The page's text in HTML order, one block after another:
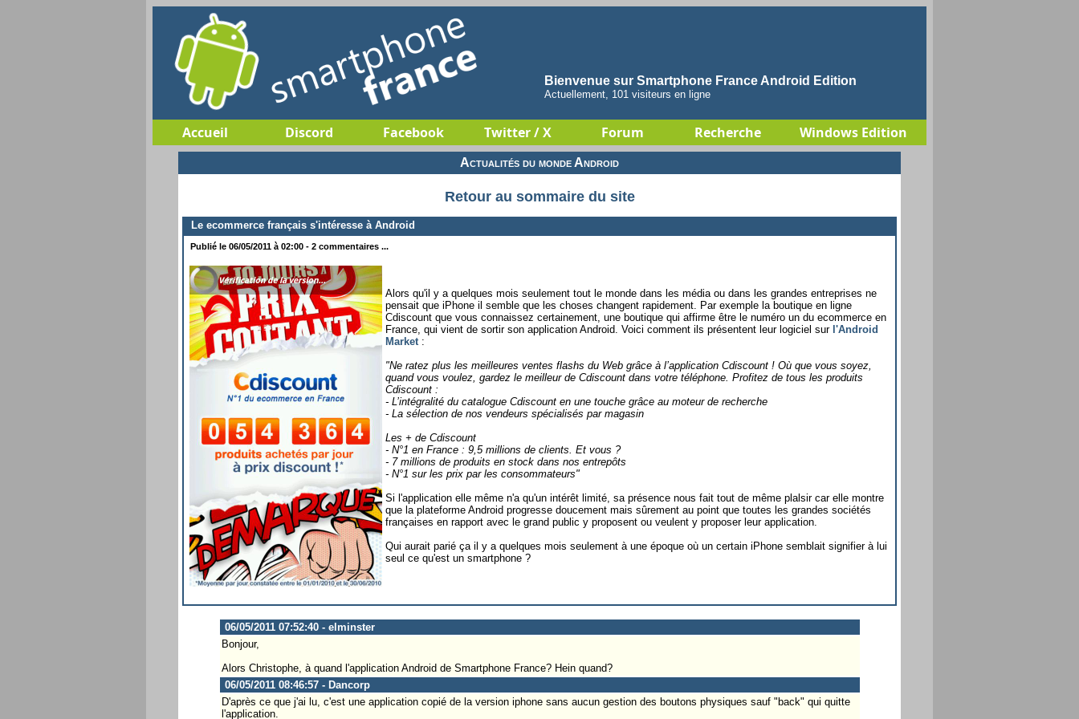
Bienvenue sur Smartphone France Android Edition
Actuellement, 101 visiteurs en ligne
Accueil Discord Facebook Twitter / X Forum Recherche Windows Edition
Actualités du monde Android
Retour au sommaire du site
Le ecommerce français s'intéresse à Android
Publié le 06/05/2011 à 02:00 - 2 commentaires ...
Alors qu'il y a quelques mois seulement tout le monde dans les média ou dans les grandes entreprises ne
pensait que iPhone il semble que les choses changent rapidement. Par exemple la boutique en ligne
Cdiscount que vous connaissez certainement, une boutique qui affirme être le numéro un du ecommerce en
France, qui vient de sortir son application Android. Voici comment ils présentent leur logiciel sur l'Android
Market :
"Ne ratez plus les meilleures ventes flashs du Web grâce à l’application Cdiscount ! Où que vous soyez,
quand vous voulez, gardez le meilleur de Cdiscount dans votre téléphone. Profitez de tous les produits
Cdiscount :
- L’intégralité du catalogue Cdiscount en une touche grâce au moteur de recherche
- La sélection de nos vendeurs spécialisés par magasin
Les + de Cdiscount
- N°1 en France : 9,5 millions de clients. Et vous ?
- 7 millions de produits en stock dans nos entrepôts
- N°1 sur les prix par les consommateurs"
Si l'application elle même n'a qu'un intérêt limité, sa présence nous fait tout de même plalsir car elle montre
que la plateforme Android progresse doucement mais sûrement au point que toutes les grandes sociétés
françaises en rapport avec le grand public y proposent ou veulent y proposer leur application.
Qui aurait parié ça il y a quelques mois seulement à une époque où un certain iPhone semblait signifier à lui
seul ce qu'est un smartphone ?
06/05/2011 07:52:40 - elminster
Bonjour,
Alors Christophe, à quand l'application Android de Smartphone France? Hein quand?
06/05/2011 08:46:57 - Dancorp
D'après ce que j'ai lu, c'est une application copié de la version iphone sans aucun gestion des boutons physiques sauf "back" qui quitte
l'application.